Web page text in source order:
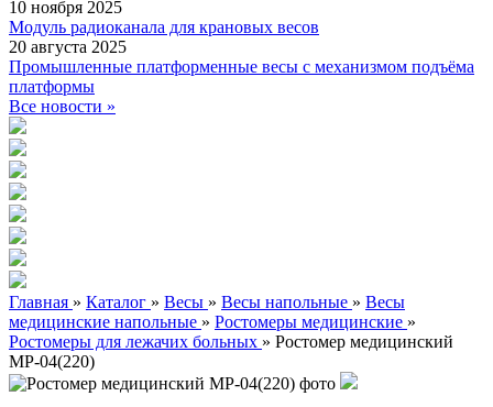
10 ноября 2025
Модуль радиоканала для крановых весов
20 августа 2025
Промышленные платформенные весы с механизмом подъёма
платформы
Все новости »
Главная » Каталог » Весы » Весы напольные » Весы
медицинские напольные » Ростомеры медицинские »
Ростомеры для лежачих больных » Ростомер медицинский
МР-04(220)